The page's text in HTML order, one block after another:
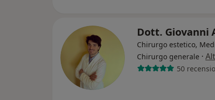
Dott. Giovanni
Chirurgo estetico,
Chirurgo generale ·
50